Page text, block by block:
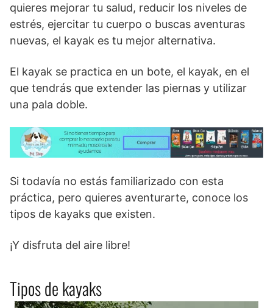
quieres mejorar tu salud, reducir los niveles de
estrés, ejercitar tu cuerpo o buscas aventuras
nuevas, el kayak es tu mejor alternativa.
El kayak se practica en un bote, el kayak, en el
que tendrás que extender las piernas y utilizar
una pala doble.
Si todavía no estás familiarizado con esta
práctica, pero quieres aventurarte, conoce los
tipos de kayaks que existen.
¡Y disfruta del aire libre!
Tipos de kayaks